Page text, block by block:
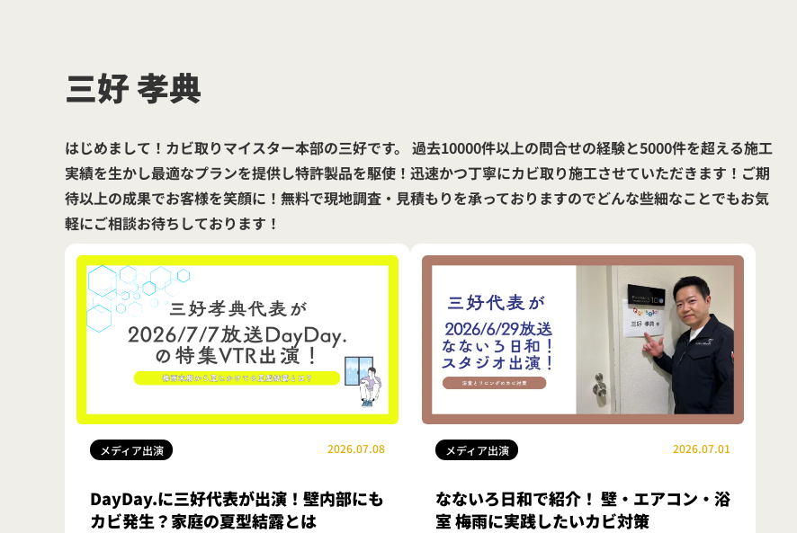
三好 孝典
はじめまして！カビ取りマイスター本部の三好です。 過去10000件以上の問合せの経験と5000件を超える施工
実績を生かし最適なプランを提供し特許製品を駆使！迅速かつ丁寧にカビ取り施工させていただきます！ご期
待以上の成果でお客様を笑顔に！無料で現地調査・見積もりを承っておりますのでどんな些細なことでもお気
軽にご相談お待ちしております！
メディア出演 2026.07.08
DayDay.に三好代表が出演！壁内部にも
カビ発生？家庭の夏型結露とは
メディア出演 2026.07.01
なないろ日和で紹介！ 壁・エアコン・浴
室 梅雨に実践したいカビ対策